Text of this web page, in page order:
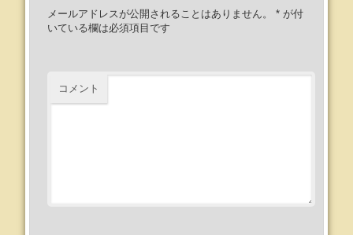
メールアドレスが公開されることはありません。 *が付
いている欄は必須項目です
コメント